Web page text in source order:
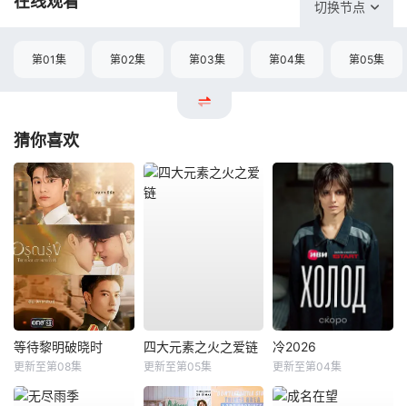
切换节点
第01集 第02集 第03集 第04集 第05集
猜你喜欢
等待黎明破晓时
更新至第08集
四大元素之火之爱链
更新至第05集
冷2026
更新至第04集